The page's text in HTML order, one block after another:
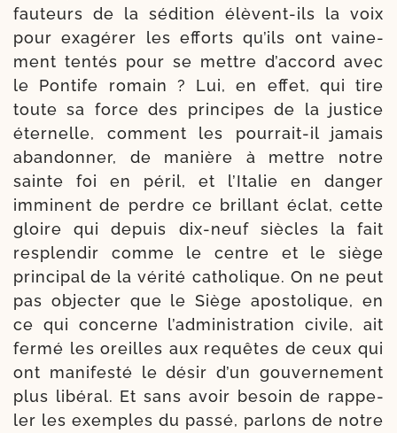
fau­teurs de la sédi­tion élèvent-​ils la voix
pour exa­gé­rer les efforts qu’ils ont vai­ne­
ment ten­tés pour se mettre d’accord avec
le Pontife romain ? Lui, en effet, qui tire
toute sa force des prin­cipes de la jus­tice
éter­nelle, com­ment les pourrait-​il jamais
aban­don­ner, de manière à mettre notre
sainte foi en péril, et l’Italie en dan­ger
immi­nent de perdre ce brillant éclat, cette
gloire qui depuis dix-​neuf siècles la fait
res­plendir comme le centre et le siège
prin­ci­pal de la véri­té catho­lique. On ne peut
pas objec­ter que le Siège apos­to­lique, en
ce qui concerne l’administration civile, ait
fer­mé les oreilles aux requêtes de ceux qui
ont mani­fes­té le désir d’un gou­ver­ne­ment
plus libé­ral. Et sans avoir besoin de rap­pe­
ler les exemples du pas­sé, par­lons de notre